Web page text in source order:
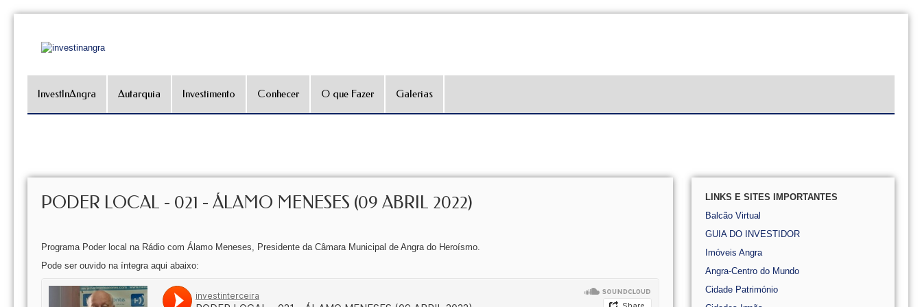
InvestInAngra Autarquia Investimento Conhecer O que Fazer Galerias
PODER LOCAL - 021 - ÁLAMO MENESES (09 ABRIL 2022)
Programa Poder local na Rádio com Álamo Meneses, Presidente da Câmara Municipal de Angra do Heroísmo.
Pode ser ouvido na íntegra aqui abaixo:
LINKS E SITES IMPORTANTES
Balcão Virtual
GUIA DO INVESTIDOR
Imóveis Angra
Angra-Centro do Mundo
Cidade Património